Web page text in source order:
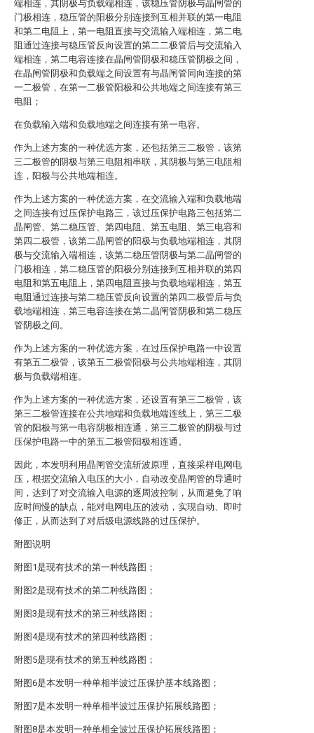
端相连，其阴极与负载端相连，该稳压管阴极与晶闸管的
门极相连，稳压管的阳极分别连接到互相并联的第一电阻
和第二电阻上，第一电阻直接与交流输入端相连，第二电
阻通过连接与稳压管反向设置的第二二极管后与交流输入
端相连，第二电容连接在晶闸管阴极和稳压管阴极之间，
在晶闸管阴极和负载端之间设置有与晶闸管同向连接的第
一二极管，在第一二极管阳极和公共地端之间连接有第三
电阻；
在负载输入端和负载地端之间连接有第一电容。
作为上述方案的一种优选方案，还包括第三二极管，该第
三二极管的阴极与第三电阻相串联，其阴极与第三电阻相
连，阳极与公共地端相连。
作为上述方案的一种优选方案，在交流输入端和负载地端
之间连接有过压保护电路三，该过压保护电路三包括第二
晶闸管、第二稳压管、第四电阻、第五电阻、第三电容和
第四二极管，该第二晶闸管的阳极与负载地端相连，其阴
极与交流输入端相连，该第二稳压管阴极与第二晶闸管的
门极相连，第二稳压管的阳极分别连接到互相并联的第四
电阻和第五电阻上，第四电阻直接与负载地端相连，第五
电阻通过连接与第二稳压管反向设置的第四二极管后与负
载地端相连，第三电容连接在第二晶闸管阴极和第二稳压
管阴极之间。
作为上述方案的一种优选方案，在过压保护电路一中设置
有第五二极管，该第五二极管阳极与公共地端相连，其阴
极与负载端相连。
作为上述方案的一种优选方案，还设置有第三二极管，该
第三二极管连接在公共地端和负载地端连线上，第三二极
管的阳极与第一电容阴极相连通，第三二极管的阴极与过
压保护电路一中的第五二极管阳极相连通。
因此，本发明利用晶闸管交流斩波原理，直接采样电网电
压，根据交流输入电压的大小，自动改变晶闸管的导通时
间，达到了对交流输入电源的逐周波控制，从而避免了响
应时间慢的缺点，能对电网电压的波动，实现自动、即时
修正，从而达到了对后级电源线路的过压保护。
附图说明
附图1是现有技术的第一种线路图；
附图2是现有技术的第二种线路图；
附图3是现有技术的第三种线路图；
附图4是现有技术的第四种线路图；
附图5是现有技术的第五种线路图；
附图6是本发明一种单相半波过压保护基本线路图；
附图7是本发明一种单相半波过压保护拓展线路图；
附图8是本发明一种单相全波过压保护拓展线路图；